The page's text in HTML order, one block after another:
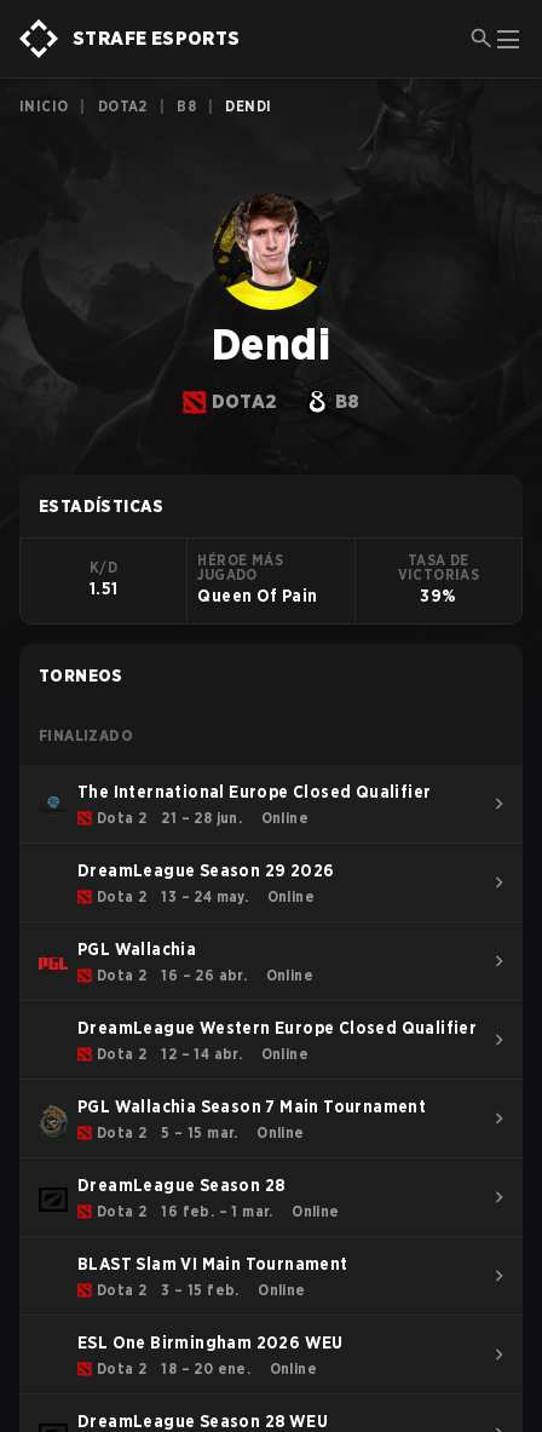
STRAFE ESPORTS
INICIO DOTA2 B8 DENDI
Dendi
DOTA2 B8
ESTADÍSTICAS
K/D
1.51
HÉROE MÁS
JUGADO
Queen Of Pain
TASA DE
VICTORIAS
39%
TORNEOS
FINALIZADO
The International Europe Closed Qualifier
Dota 2 21 – 28 jun. Online
DreamLeague Season 29 2026
Dota 2 13 – 24 may. Online
PGL Wallachia
Dota 2 16 – 26 abr. Online
DreamLeague Western Europe Closed Qualifier
Dota 2 12 – 14 abr. Online
PGL Wallachia Season 7 Main Tournament
Dota 2 5 – 15 mar. Online
DreamLeague Season 28
Dota 2 16 feb. – 1 mar. Online
BLAST Slam VI Main Tournament
Dota 2 3 – 15 feb. Online
ESL One Birmingham 2026 WEU
Dota 2 18 – 20 ene. Online
DreamLeague Season 28 WEU